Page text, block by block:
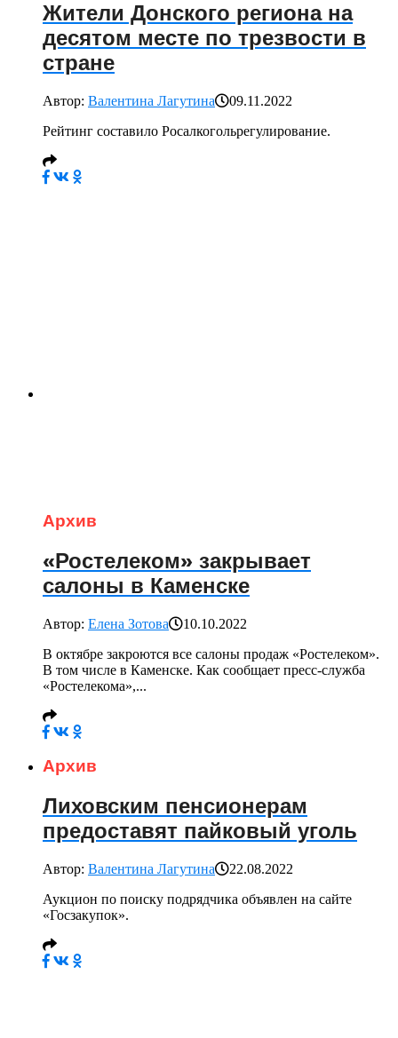
Жители Донского региона на
десятом месте по трезвости в
стране
Автор: Валентина Лагутина
09.11.2022
Рейтинг составило Росалкогольрегулирование.
Архив
«Ростелеком» закрывает
салоны в Каменске
Автор: Елена Зотова
10.10.2022
В октябре закроются все салоны продаж «Ростелеком».
В том числе в Каменске. Как сообщает пресс-служба
«Ростелекома»,...
Архив
Лиховским пенсионерам
предоставят пайковый уголь
Автор: Валентина Лагутина
22.08.2022
Аукцион по поиску подрядчика объявлен на сайте
«Госзакупок».